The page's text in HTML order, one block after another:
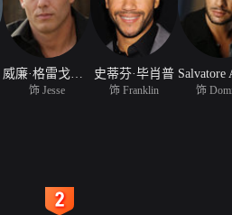
饰 Jesse
史蒂芬·毕肖普
饰 Franklin 饰